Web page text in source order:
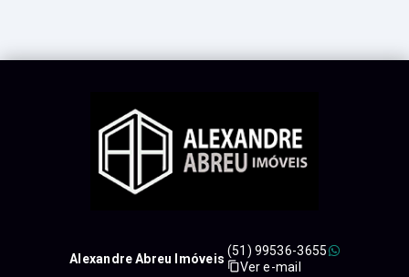
Alexandre Abreu Imóveis
(51) 99536-3655
Ver e-mail